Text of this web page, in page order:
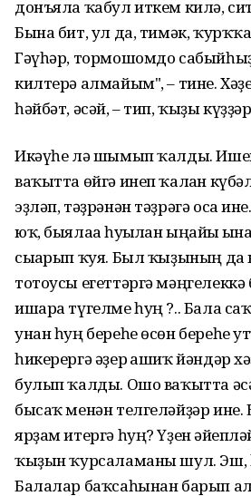
донъяла ҡабул иткем килә,
Бына бит, ул да, тимәк,
Гәүһәр, тормошомдо
килтерә алмайым", – тине.
һәйбәт, әсәй, – тип, ҡыҙы
Икәүһе лә шымып ҡалды. Ишек
ваҡытта өйгә инеп ҡалған
эҙләп, тәҙрәнән тәҙрәгә оса
юҡ, быялаға һуғылған ыңғайы
сығарып ҡуя. Был ҡыҙының да
тотоусы егеттәргә
ишара түгелме һуң ?.. Бала
унан һуң береһе өсөн береһе
һикерергә әҙер ғашиҡ йәндәр
булып ҡалды. Ошо ваҡытта
бысаҡ менән телгеләйҙәр
ярҙам итергә һуң? Үҙен
ҡыҙын ҡурсаламаны шул. Эш,
Балалар баҡсаһынан барып